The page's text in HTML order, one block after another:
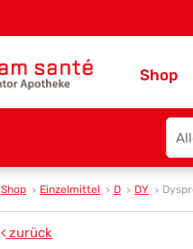
Shop
type
Shop Einzelmittel D DY
zurück